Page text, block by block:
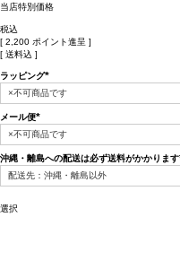
当店特別価格
税込
[ 2,200 ポイント進呈 ]
送料込
ラッピング
(必
メール便
(必
須)
沖縄・離島への配送は必ず送料がかかります
選択